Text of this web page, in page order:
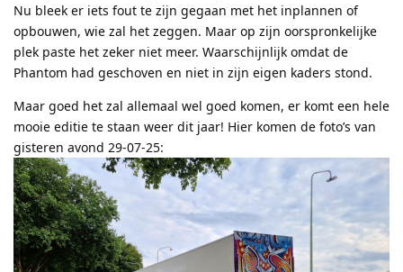
Nu bleek er iets fout te zijn gegaan met het inplannen of
opbouwen, wie zal het zeggen. Maar op zijn oorspronkelijke
plek paste het zeker niet meer. Waarschijnlijk omdat de
Phantom had geschoven en niet in zijn eigen kaders stond.
Maar goed het zal allemaal wel goed komen, er komt een hele
mooie editie te staan weer dit jaar! Hier komen de foto’s van
gisteren avond 29-07-25: